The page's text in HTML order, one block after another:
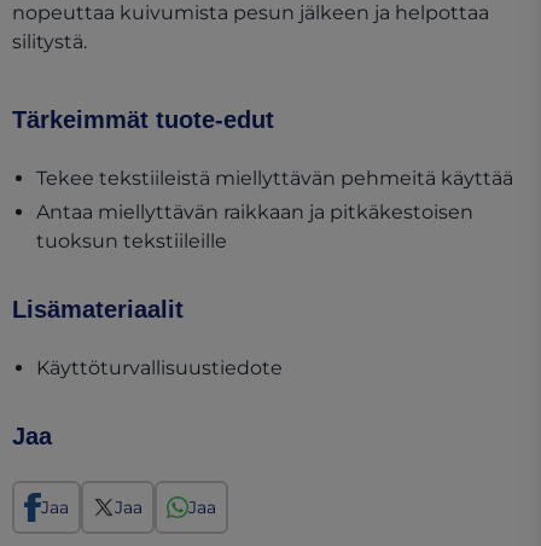
nopeuttaa kuivumista pesun jälkeen ja helpottaa
silitystä.
Tärkeimmät tuote-edut
Tekee tekstiileistä miellyttävän pehmeitä käyttää
Antaa miellyttävän raikkaan ja pitkäkestoisen
tuoksun tekstiileille
Lisämateriaalit
Käyttöturvallisuustiedote
Jaa
Jaa Jaa Jaa